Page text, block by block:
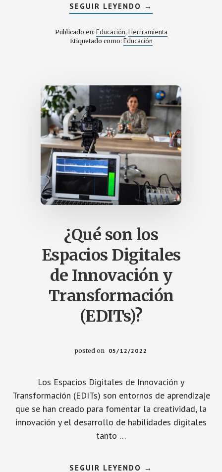
SEGUIR LEYENDO ACERCA
DE
INTELIGENCIA
ARTIFICIAL
YA
→
Publicado en: Educación, Herrramienta
Etiquetado como: Educación
¿Qué son los
Espacios Digitales
de Innovación y
Transformación
(EDITs)?
posted on 05/12/2022
Los Espacios Digitales de Innovación y
Transformación (EDITs) son entornos de aprendizaje
que se han creado para fomentar la creatividad, la
innovación y el desarrollo de habilidades digitales
tanto …
SEGUIR LEYENDO ACERCA
→